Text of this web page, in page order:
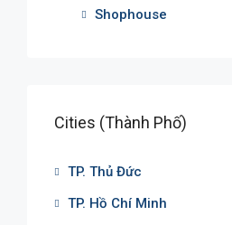
Shophouse
Cities (Thành Phố)
TP. Thủ Đức
TP. Hồ Chí Minh